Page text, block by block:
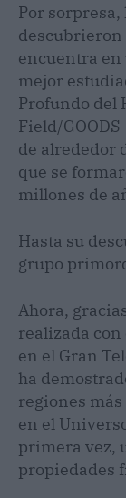
Por
descubrieron
encuentra en
mejor
Profundo del
Field/
de alrededor
que se
millones de
Hasta su
grupo
Ahora,
realizada
en el Gran
ha
regiones
en el
primera vez,
propiedades